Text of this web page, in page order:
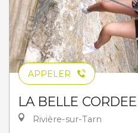
APPELER
LA BELLE CORDEE
Rivière-sur-Tarn